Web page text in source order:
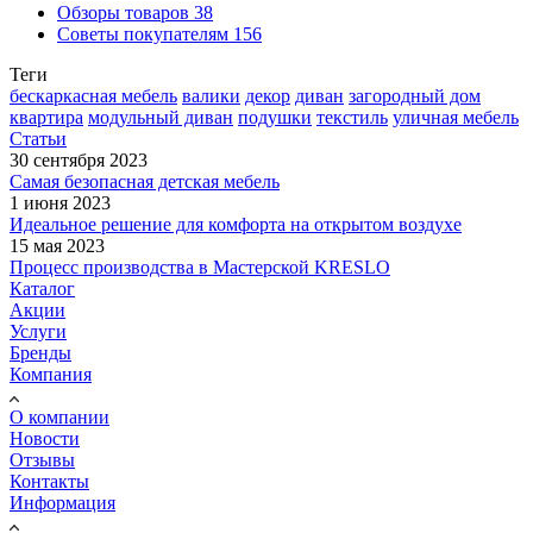
Обзоры товаров 38
Советы покупателям 156
Теги
бескаркасная мебель валики декор диван загородный дом
квартира модульный диван подушки текстиль уличная мебель
Статьи
30 сентября 2023
Самая безопасная детская мебель
1 июня 2023
Идеальное решение для комфорта на открытом воздухе
15 мая 2023
Процесс производства в Мастерской KRESLO
Каталог
Акции
Услуги
Бренды
Компания
О компании
Новости
Отзывы
Контакты
Информация